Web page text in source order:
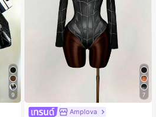
9 7
Amplova
#1 ขายดี
ใน ไม่เป็นทางการ บอดี้สูทผู้หญิง
180+ พูดว่า "เหมือนในรูป"